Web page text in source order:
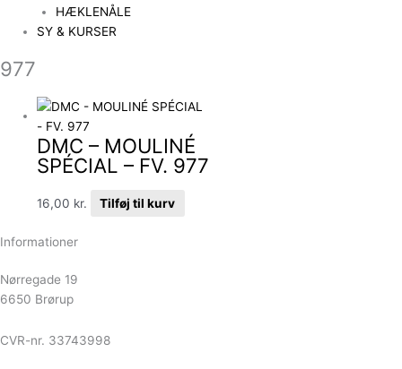
HÆKLENÅLE
SY & KURSER
977
DMC – MOULINÉ
SPÉCIAL – FV. 977
16,00 kr. Tilføj til kurv
Informationer
Nørregade 19
6650 Brørup
CVR-nr. 33743998